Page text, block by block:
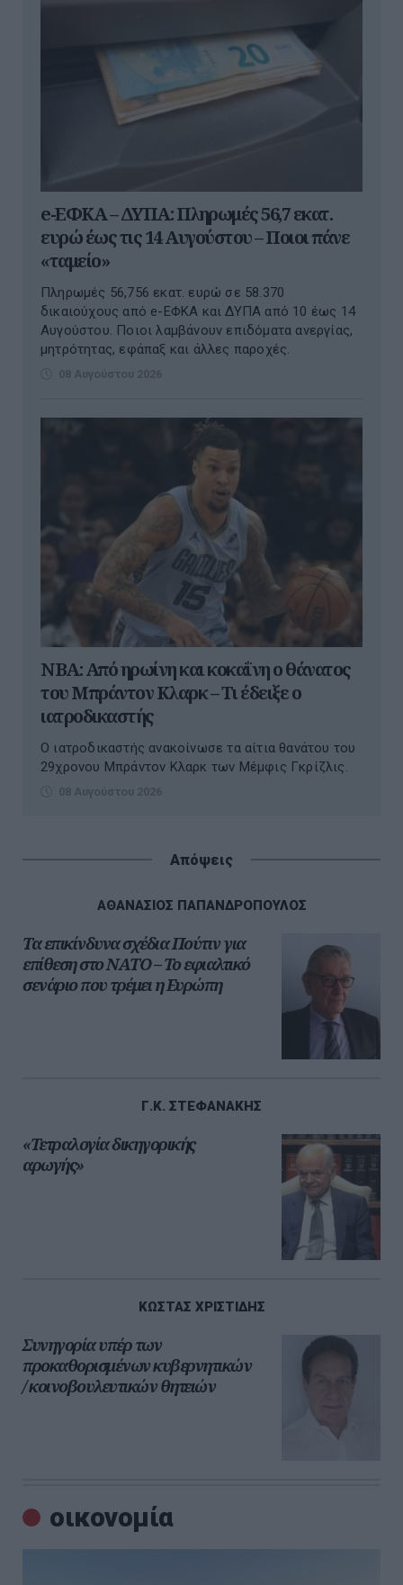
e-ΕΦΚΑ – ΔΥΠΑ: Πληρωμές 56,7 εκατ.
ευρώ έως τις 14 Αυγούστου – Ποιοι πάνε
«ταμείο»
Πληρωμές 56,756 εκατ. ευρώ σε 58.370
δικαιούχους από e-ΕΦΚΑ και ΔΥΠΑ από 10 έως 14
Αυγούστου. Ποιοι λαμβάνουν επιδόματα ανεργίας,
μητρότητας, εφάπαξ και άλλες παροχές.
NBA: Από ηρωίνη και κοκαΐνη ο θάνατος
του Μπράντον Κλαρκ – Τι έδειξε ο
ιατροδικαστής
Ο ιατροδικαστής ανακοίνωσε τα αίτια θανάτου του
29χρονου Μπράντον Κλαρκ των Μέμφις Γκρίζλις.
Απόψεις
ΑΘΑΝΑΣΙΟΣ ΠΑΠΑΝΔΡΟΠΟΥΛΟΣ
Τα επικίνδυνα σχέδια Πούτιν για
επίθεση στο ΝΑΤΟ – Το εφιαλτικό
σενάριο που τρέμει η Ευρώπη
Γ.Κ. ΣΤΕΦΑΝΑΚΗΣ
«Τετραλογία δικηγορικής
αρωγής»
ΚΩΣΤΑΣ ΧΡΙΣΤΙΔΗΣ
Συνηγορία υπέρ των
προκαθορισμένων κυβερνητικών
/ κοινοβουλευτικών θητειών
οικονομία